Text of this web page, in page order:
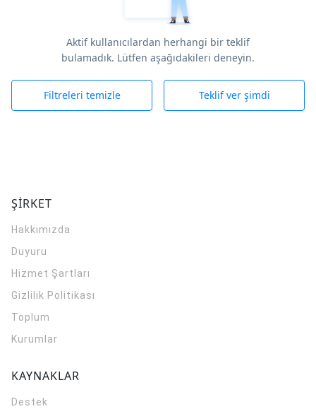
Aktif kullanıcılardan herhangi bir teklif
bulamadık. Lütfen aşağıdakileri deneyin.
Filtreleri temizle Teklif ver şimdi
ŞİRKET
Hakkımızda
Duyuru
Hizmet Şartları
Gizlilik Politikası
Toplum
Kurumlar
KAYNAKLAR
Destek